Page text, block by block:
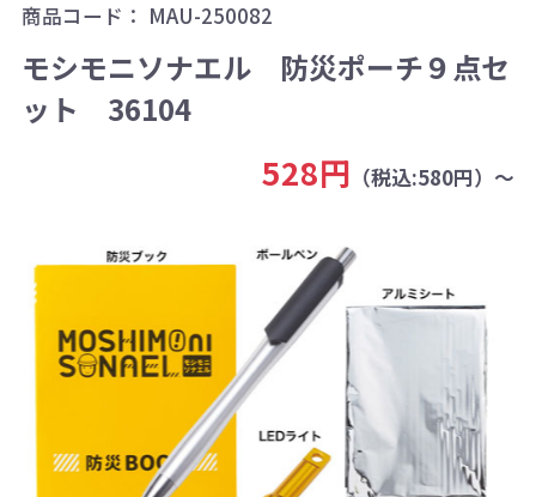
商品コード： MAU-250082
モシモニソナエル 防災ポーチ９点セ
ット 36104
528円 （税込:580円）～